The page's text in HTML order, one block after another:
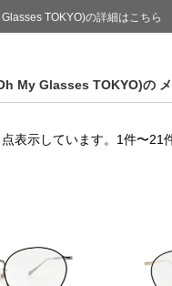
TOKYO)の詳細はこちら
My Glasses TOKYO)の
点表示しています。 1件〜21